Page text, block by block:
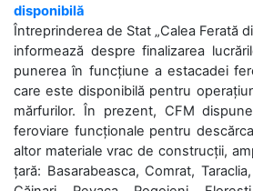
disponibilă
Întreprinderea de Stat „Calea Ferată
informează despre finalizarea
punerea în funcțiune a estacadei
care este disponibilă pentru
mărfurilor. În prezent, CFM
feroviare funcționale pentru
altor materiale vrac de construcții,
țară: Basarabeasca, Comrat,